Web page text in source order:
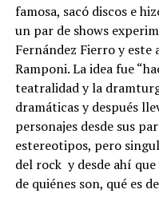
famosa, sacó discos e
un par de shows
Fernández Fierro y
Ramponi. La idea fue
teatralidad y la
dramáticas y después
personajes desde sus
estereotipos, pero
del rock y desde ahí
de quiénes son, qué es